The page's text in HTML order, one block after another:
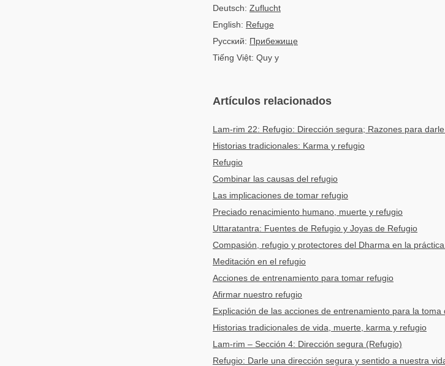
Deutsch: Zuflucht
English: Refuge
Русский: Прибежище
Tiếng Việt: Quy y
Artículos relacionados
Lam-rim 22: Refugio: Dirección segura; Razones para
Historias tradicionales: Karma y refugio
Refugio
Combinar las causas del refugio
Las implicaciones de tomar refugio
Preciado renacimiento humano, muerte y refugio
Uttaratantra: Fuentes de Refugio y Joyas de Refugio
Compasión, refugio y protectores del Dharma en la
Meditación en el refugio
Acciones de entrenamiento para tomar refugio
Afirmar nuestro refugio
Explicación de las acciones de entrenamiento para la toma
Historias tradicionales de vida, muerte, karma y refugio
Lam-rim – Sección 4: Dirección segura (Refugio)
Refugio: Darle una dirección segura y sentido a nuestra